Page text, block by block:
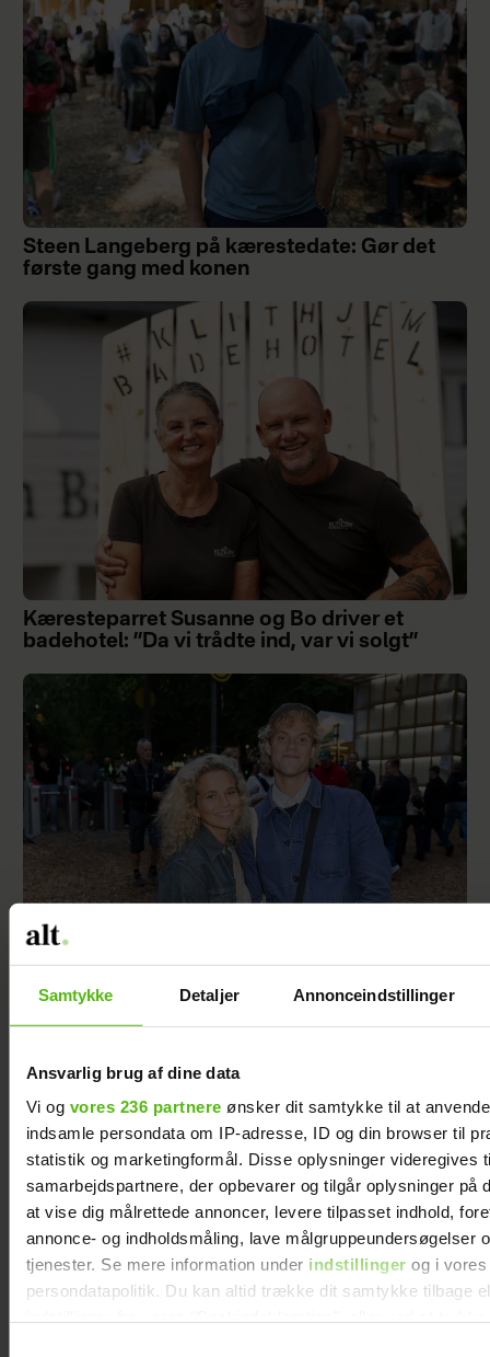
Samtykke Detaljer Annonceindstillinger
Ansvarlig brug af dine data
Vi og vores 236 partnere ønsker dit samtykke til at
indsamle persondata om IP-adresse, ID og din browser til
statistik og marketingformål. Disse oplysninger videregives
samarbejdspartnere, der opbevarer og tilgår oplysninger på
at vise dig målrettede annoncer, levere tilpasset indhold,
annonce- og indholdsmåling, lave målgruppeundersøgelser
tjenester. Se mere information under indstillinger og i vores
persondatapolitik. Du kan altid trække dit samtykke tilbage
Steen Langeberg på kærestedate: Gør det
første gang med konen
Kæresteparret Susanne og Bo driver et
badehotel: ”Da vi trådte ind, var vi solgt”
Forelsket Hjalmer med kæresten på